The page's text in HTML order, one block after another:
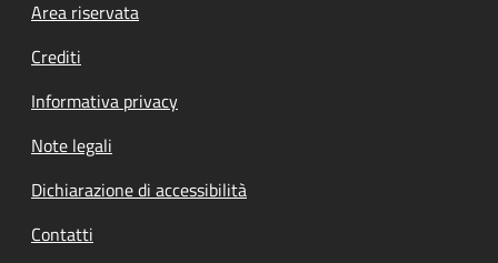
Footer menu
Area riservata
Crediti
Informativa privacy
Note legali
Dichiarazione di accessibilità
Contatti